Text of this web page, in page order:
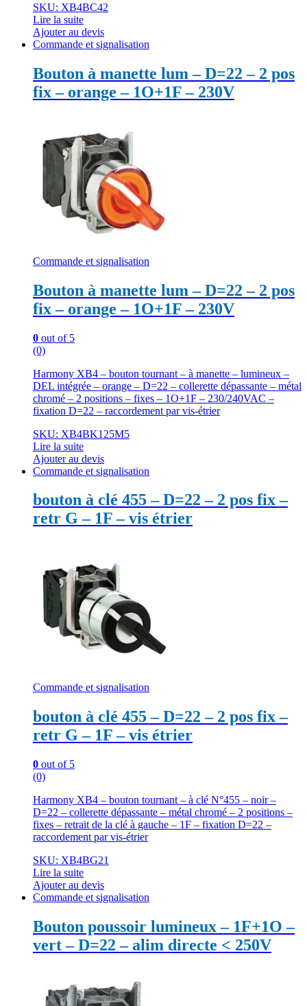
SKU: XB4BC42
Lire la suite
Ajouter au devis
Commande et signalisation
Bouton à manette lum – D=22 – 2 pos
fix – orange – 1O+1F – 230V
Commande et signalisation
Bouton à manette lum – D=22 – 2 pos
fix – orange – 1O+1F – 230V
0 out of 5
(0)
Harmony XB4 – bouton tournant – à manette – lumineux –
DEL intégrée – orange – D=22 – collerette dépassante – métal
chromé – 2 positions – fixes – 1O+1F – 230/240VAC –
fixation D=22 – raccordement par vis-étrier
SKU: XB4BK125M5
Lire la suite
Ajouter au devis
Commande et signalisation
bouton à clé 455 – D=22 – 2 pos fix –
retr G – 1F – vis étrier
Commande et signalisation
bouton à clé 455 – D=22 – 2 pos fix –
retr G – 1F – vis étrier
0 out of 5
(0)
Harmony XB4 – bouton tournant – à clé N°455 – noir –
D=22 – collerette dépassante – métal chromé – 2 positions –
fixes – retrait de la clé à gauche – 1F – fixation D=22 –
raccordement par vis-étrier
SKU: XB4BG21
Lire la suite
Ajouter au devis
Commande et signalisation
Bouton poussoir lumineux – 1F+1O –
vert – D=22 – alim directe < 250V